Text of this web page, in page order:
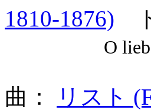
1810-1876)
O lieb，so
曲：
リスト